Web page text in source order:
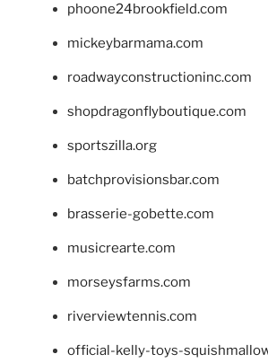
phoone24brookfield.com
mickeybarmama.com
roadwayconstructioninc.com
shopdragonflyboutique.com
sportszilla.org
batchprovisionsbar.com
brasserie-gobette.com
musicrearte.com
morseysfarms.com
riverviewtennis.com
official-kelly-toys-